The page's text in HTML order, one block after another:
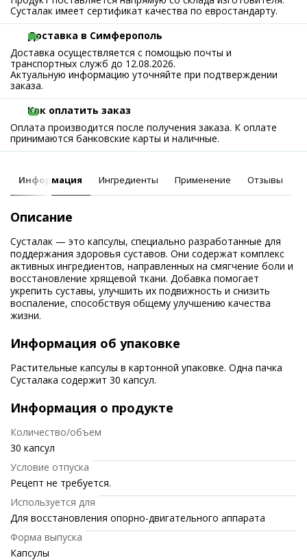
Сусталак имеет сертификат качества по евростандарту.
Доставка в Симферополь
Доставка осуществляется с помощью почты и
транспортных служб до 12.08.2026.
Актуальную информацию уточняйте при подтверждении
заказа.
Как оплатить заказ
Оплата производится после получения заказа. К оплате
принимаются банковские карты и наличные.
Информация Ингредиенты Применение Отзывы
Описание
Сусталак — это капсулы, специально разработанные для
поддержания здоровья суставов. Они содержат комплекс
активных ингредиентов, направленных на смягчение боли и
восстановление хрящевой ткани. Добавка помогает
укрепить суставы, улучшить их подвижность и снизить
воспаление, способствуя общему улучшению качества
жизни.
Информация об упаковке
Растительные капсулы в картонной упаковке. Одна пачка
Сусталака содержит 30 капсул.
Информация о продукте
Количество/объем
30 капсул
Условие отпуска
Рецепт не требуется.
Используется для
Для восстановления опорно-двигательного аппарата
Форма выпуска
Капсулы